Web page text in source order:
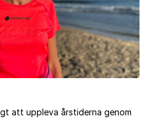
att uppleva årstiderna genom